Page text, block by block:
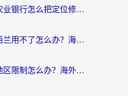
在菲律宾用中国农业银行怎么把定位修改到中国国内？海外华人必看的数字生活解决方案
中国政府网在新西兰用不了怎么办？海外华人追剧看新闻的实用指南
在缅甸用云集遇地区限制怎么办？海外党亲测有效解决方案来了！